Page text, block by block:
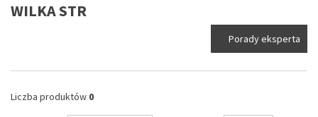
WILKA STR
Porady eksperta
Liczba produktów 0